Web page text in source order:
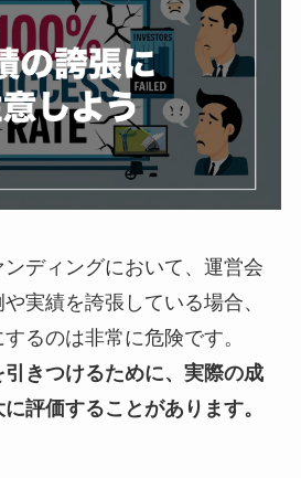
ディングにおいて、運営会
実績を誇張している場合、
るのは非常に危険です。
きつけるために、実際の成
評価することがあります。